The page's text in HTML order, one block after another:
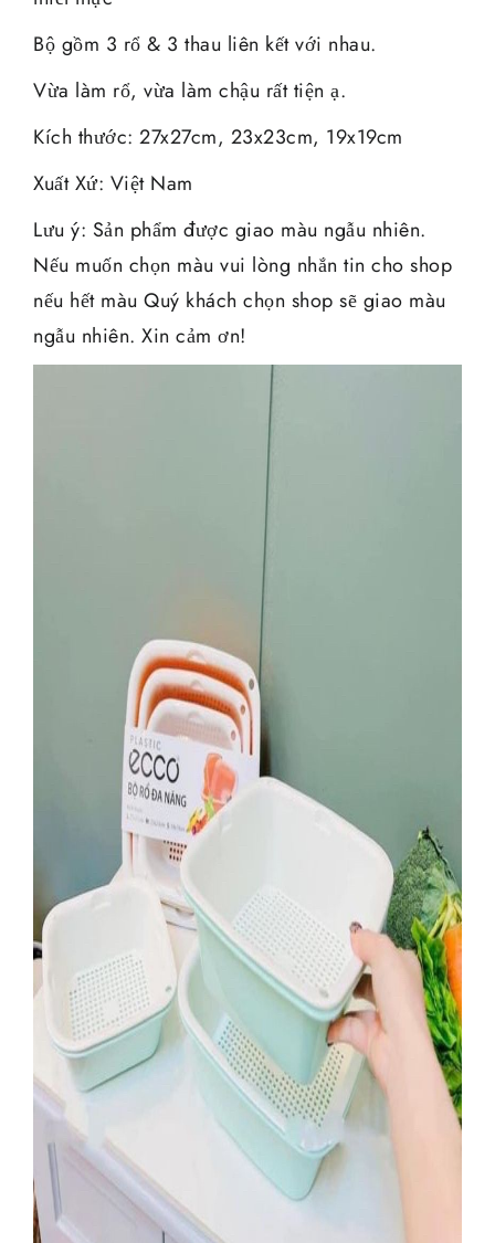
Bộ gồm 3 rổ & 3 thau liên kết với nhau.
Vừa làm rổ, vừa làm chậu rất tiện ạ.
Kích thước: 27x27cm, 23x23cm, 19x19cm
Xuất Xứ: Việt Nam
Lưu ý: Sản phẩm được giao màu ngẫu nhiên.
Nếu muốn chọn màu vui lòng nhắn tin cho shop
nếu hết màu Quý khách chọn shop sẽ giao màu
ngẫu nhiên. Xin cảm ơn!